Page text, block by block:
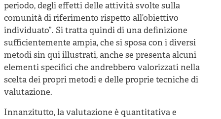
periodo, degli effetti delle attività svolte sulla
comunità di riferimento rispetto all’obiettivo
individuato”. Si tratta quindi di una definizione
sufficientemente ampia, che si sposa con i diversi
metodi sin qui illustrati, anche se presenta alcuni
elementi specifici che andrebbero valorizzati nella
scelta dei propri metodi e delle proprie tecniche di
valutazione.
Innanzitutto, la valutazione è quantitativa e